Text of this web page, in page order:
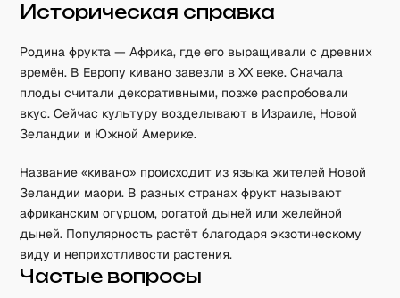
Историческая справка
Родина фрукта — Африка, где его выращивали с древних
времён. В Европу кивано завезли в XX веке. Сначала
плоды считали декоративными, позже распробовали
вкус. Сейчас культуру возделывают в Израиле, Новой
Зеландии и Южной Америке.
Название «кивано» происходит из языка жителей Новой
Зеландии маори. В разных странах фрукт называют
африканским огурцом, рогатой дыней или желейной
дыней. Популярность растёт благодаря экзотическому
виду и неприхотливости растения.
Частые вопросы